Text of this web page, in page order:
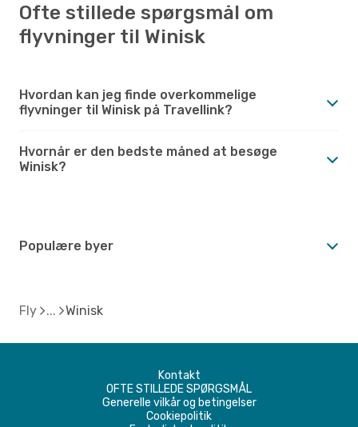
Ofte stillede spørgsmål om
flyvninger til Winisk
Hvordan kan jeg finde overkommelige
flyvninger til Winisk på Travellink?
Hvornår er den bedste måned at besøge
Winisk?
Populære byer
Fly Winisk
Kontakt
OFTE STILLEDE SPØRGSMÅL
Generelle vilkår og betingelser
Cookiepolitik